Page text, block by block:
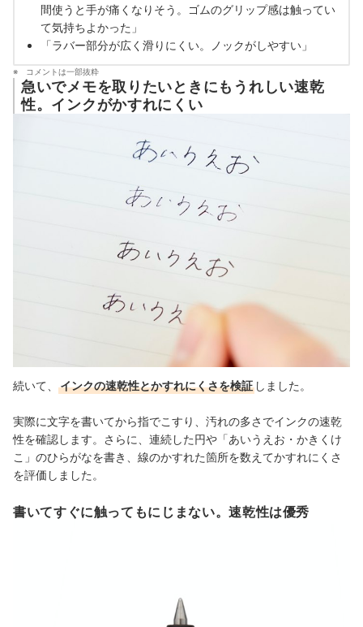
間使うと手が痛くなりそう。ゴムのグリップ感は触ってい
て気持ちよかった」
「ラバー部分が広く滑りにくい。ノックがしやすい」
コメントは一部抜粋
急いでメモを取りたいときにもうれしい速乾
性。インクがかすれにくい
続いて、 インクの速乾性とかすれにくさを検証 しました。
実際に文字を書いてから指でこすり、汚れの多さでインクの速乾
性を確認します。さらに、連続した円や「あいうえお・かきくけ
こ」のひらがなを書き、線のかすれた箇所を数えてかすれにくさ
を評価しました。
書いてすぐに触ってもにじまない。速乾性は優秀